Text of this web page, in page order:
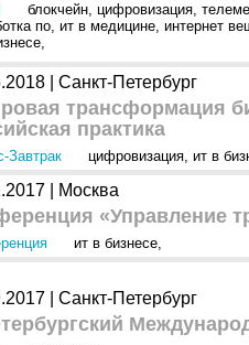
блокчейн, цифровизация,
по, ит в медицине, интернет
,
| Санкт-Петербург
трансформация
практика
Завтрак цифровизация, ит в
| Москва
«Управление
ит в бизнесе,
| Санкт-Петербург